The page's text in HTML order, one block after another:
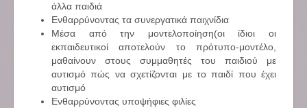
άλλα παιδιά
Ενθαρρύνοντας τα συνεργατικά παιχνίδια
Μέσα από την μοντελοποίηση(οι ίδιοι οι
εκπαιδευτικοί αποτελούν το πρότυπο-μοντέλο,
μαθαίνουν στους συμμαθητές του παιδιού με
αυτισμό πώς να σχετίζονται με το παιδί που έχει
αυτισμό
Ενθαρρύνοντας υποψήφιες φιλίες